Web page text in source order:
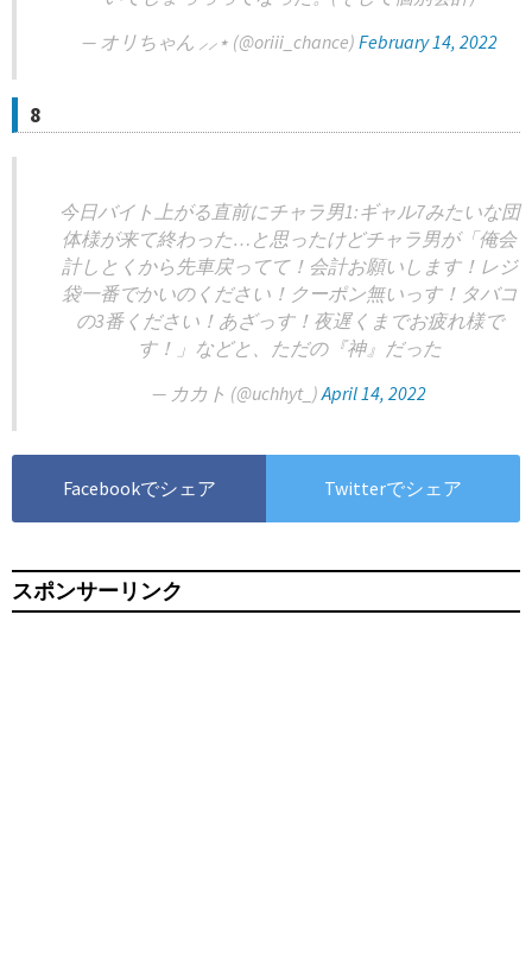
— オリちゃん ⸝⸝⋆ (@oriii_chance) February 14, 2022
8
今日バイト上がる直前にチャラ男1:ギャル7みたいな団
体様が来て終わった…と思ったけどチャラ男が「俺会
計しとくから先車戻ってて！会計お願いします！レジ
袋一番でかいのください！クーポン無いっす！タバコ
の3番ください！あざっす！夜遅くまでお疲れ様で
す！」などと、ただの『神』だった
— カカト (@uchhyt_)April 14, 2022
Facebookでシェア Twitterでシェア
スポンサーリンク